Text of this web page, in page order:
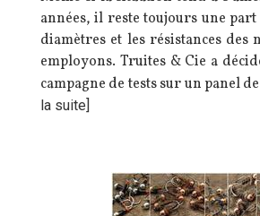
années, il reste toujours une part
diamètres et les résistances des
employons. Truites & Cie a
campagne de tests sur un panel
la suite]